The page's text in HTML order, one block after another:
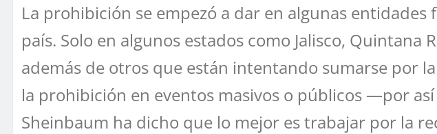
La prohibición se empezó a dar en algunas
país. Solo en algunos estados como Jalisco,
además de otros que están intentando sumarse por
la prohibición en eventos masivos o públicos —por
Sheinbaum ha dicho que lo mejor es trabajar por la